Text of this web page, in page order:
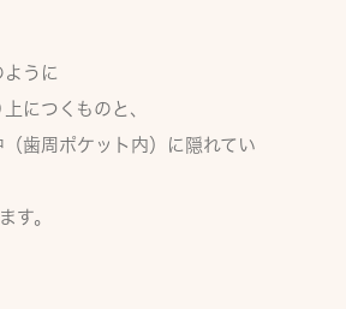
うに
につくもの と、
歯周ポケット内）に隠れてい
す。